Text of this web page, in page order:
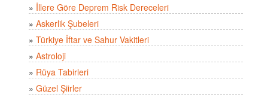
» İllere Göre Deprem Risk Dereceleri
» Askerlik Şubeleri
» Türkiye İftar ve Sahur Vakitleri
» Astroloji
» Rüya Tabirleri
» Güzel Şiirler